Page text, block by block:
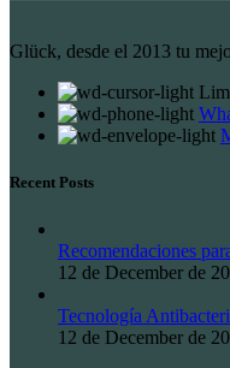
Glück, desde el 2013 tu
Recent Posts
Recomendaciones
12 de December de
Tecnología
12 de December de